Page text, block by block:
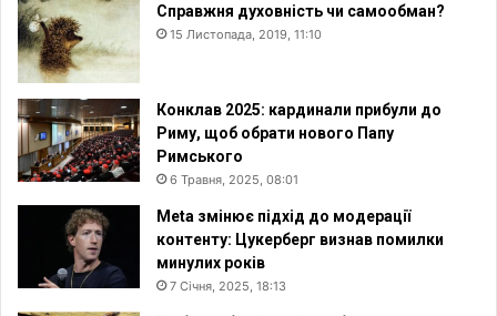
Справжня духовність чи самообман?
15 Листопада, 2019, 11:10
Конклав 2025: кардинали прибули до
Риму, щоб обрати нового Папу
Римського
6 Травня, 2025, 08:01
Meta змінює підхід до модерації
контенту: Цукерберг визнав помилки
минулих років
7 Січня, 2025, 18:13